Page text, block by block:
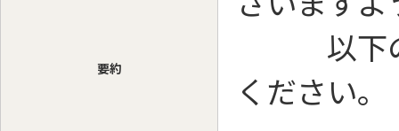
要約
以下の
ください。